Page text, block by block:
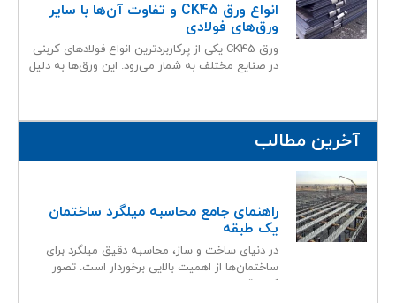
انواع ورق CK45 و تفاوت آن‌ها با سایر
ورق‌های فولادی
ورق CK45 یکی از پرکاربردترین انواع فولادهای کربنی
در صنایع مختلف به شمار می‌رود. این ورق‌ها به دلیل
آخرین مطالب
راهنمای جامع محاسبه میلگرد ساختمان
یک طبقه
در دنیای ساخت و ساز، محاسبه دقیق میلگرد برای
ساختمان‌ها از اهمیت بالایی برخوردار است. تصور
کنید قصد